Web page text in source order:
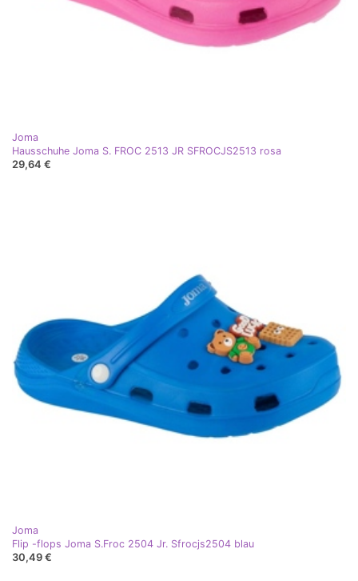
Joma
Hausschuhe Joma S. FROC 2513 JR SFROCJS2513 rosa
29,64 €
Joma
Flip -flops Joma S.Froc 2504 Jr. Sfrocjs2504 blau
30,49 €